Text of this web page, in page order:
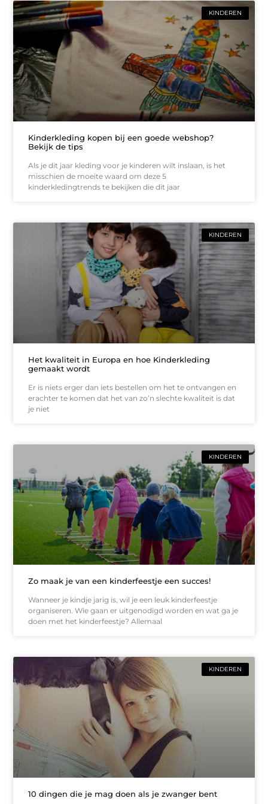
KINDEREN
Kinderkleding kopen bij een goede webshop?
Bekijk de tips
Als je dit jaar kleding voor je kinderen wilt inslaan, is het
misschien de moeite waard om deze 5
kinderkledingtrends te bekijken die dit jaar
KINDEREN
Het kwaliteit in Europa en hoe Kinderkleding
gemaakt wordt
Er is niets erger dan iets bestellen om het te ontvangen en
erachter te komen dat het van zo’n slechte kwaliteit is dat
je niet
KINDEREN
Zo maak je van een kinderfeestje een succes!
Wanneer je kindje jarig is, wil je een leuk kinderfeestje
organiseren. Wie gaan er uitgenodigd worden en wat ga je
doen met het kinderfeestje? Allemaal
KINDEREN
10 dingen die je mag doen als je zwanger bent